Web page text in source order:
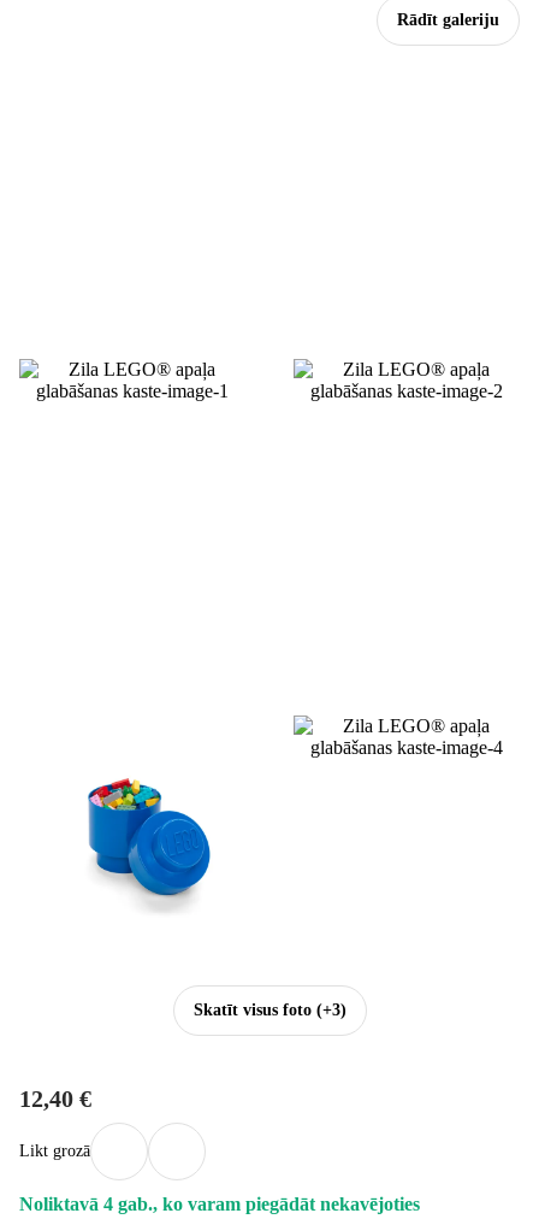
Rādīt galeriju
Skatīt visus foto(+3)
12,40 €
Likt grozā
Noliktavā 4 gab., ko varam piegādāt nekavējoties